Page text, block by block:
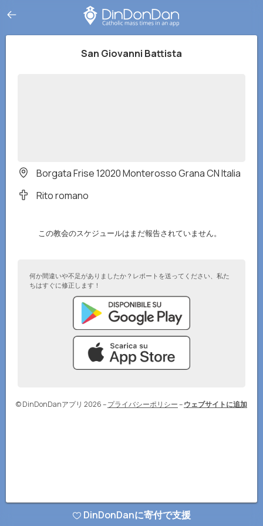
San Giovanni Battista
Borgata Frise 12020 Monterosso Grana CN Italia
Rito romano
この教会のスケジュールはまだ報告されていません。
何か間違いや不足がありましたか？レポートを送ってください、私た
ちはすぐに修正します！
© DinDonDanアプリ 2026–プライバシーポリシー–ウェブサイトに追加
DinDonDanに寄付で支援